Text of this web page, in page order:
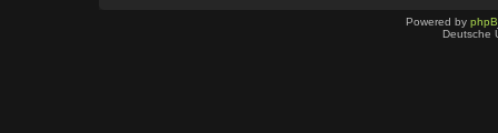
Powered by
Deutsche